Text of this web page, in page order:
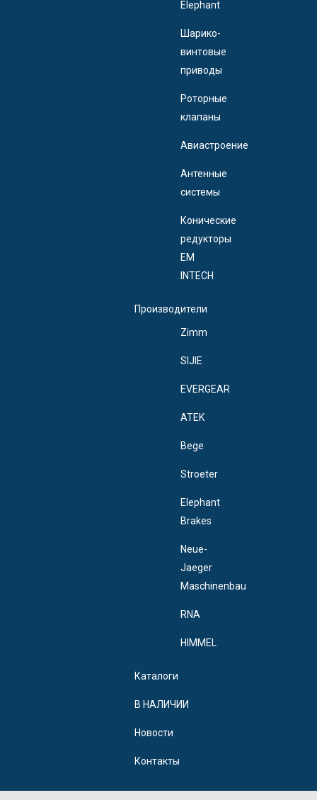
Elephant
Шарико-
винтовые
приводы
Роторные
клапаны
Авиастроение
Антенные
системы
Конические
редукторы
EM
INTECH
Производители
Zimm
SIJIE
EVERGEAR
ATEK
Bege
Stroeter
Elephant
Brakes
Neue-
Jaeger
Maschinenbau
RNA
HIMMEL
Каталоги
В НАЛИЧИИ
Новости
Контакты